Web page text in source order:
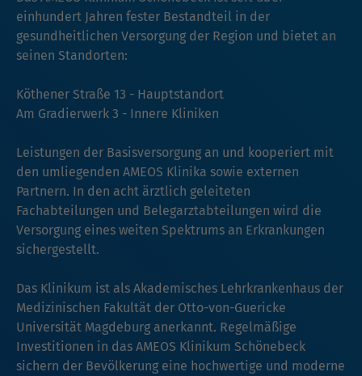
einhundert Jahren fester Bestandteil in der
gesundheitlichen Versorgung der Region und bietet an
seinen Standorten:
Köthener Straße 13 - Hauptstandort
Am Gradierwerk 3 - Innere Kliniken
Leistungen der Basisversorgung an und kooperiert mit
den umliegenden AMEOS Klinika sowie externen
Partnern. In den acht ärztlich geleiteten
Fachabteilungen und Belegarztabteilungen wird die
Versorgung eines weiten Spektrums an Erkrankungen
sichergestellt.
Das Klinikum ist als Akademisches Lehrkrankenhaus der
Medizinischen Fakultät der Otto-von-Guericke
Universität Magdeburg anerkannt. Regelmäßige
Investitionen in das AMEOS Klinikum Schönebeck
sichern der Bevölkerung eine hochwertige und moderne